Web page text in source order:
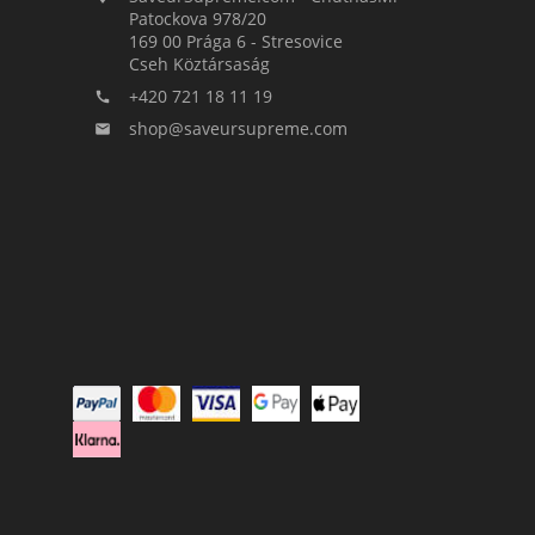
Patockova 978/20
169 00 Prága 6 - Stresovice
Cseh Köztársaság
 +420 721 18 11 19
 shop@saveursupreme.com